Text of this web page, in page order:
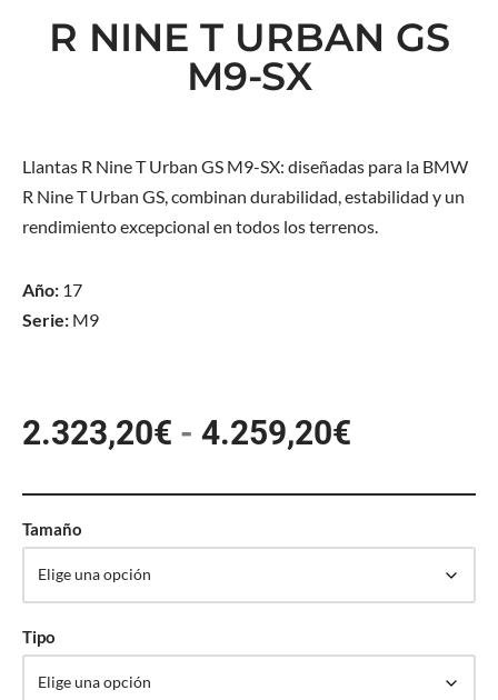
R NINE T URBAN GS
M9-SX
Llantas R Nine T Urban GS M9-SX: diseñadas para la BMW
R Nine T Urban GS, combinan durabilidad, estabilidad y un
rendimiento excepcional en todos los terrenos.
Año: 17
Serie: M9
2.323,20€ - 4.259,20€
Tamaño
Tipo